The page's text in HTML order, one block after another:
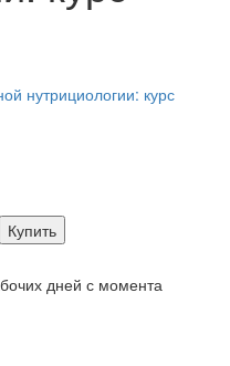
Купить
дней с момента